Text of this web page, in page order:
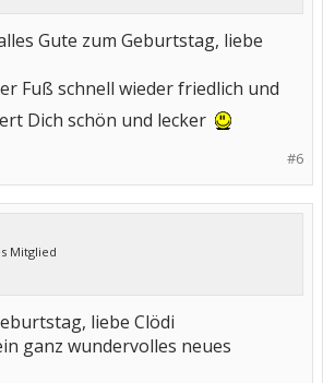
Gute zum Geburtstag, liebe
Fuß schnell wieder friedlich und
Dich schön und lecker
#6
Mitglied
liebe Clödi
ganz wundervolles neues